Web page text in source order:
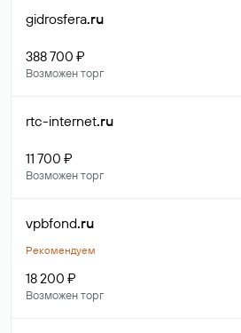
gidrosfera.ru
388 700 ₽
Возможен торг
rtc-internet.ru
11 700 ₽
Возможен торг
vpbfond.ru
Рекомендуем
18 200 ₽
Возможен торг